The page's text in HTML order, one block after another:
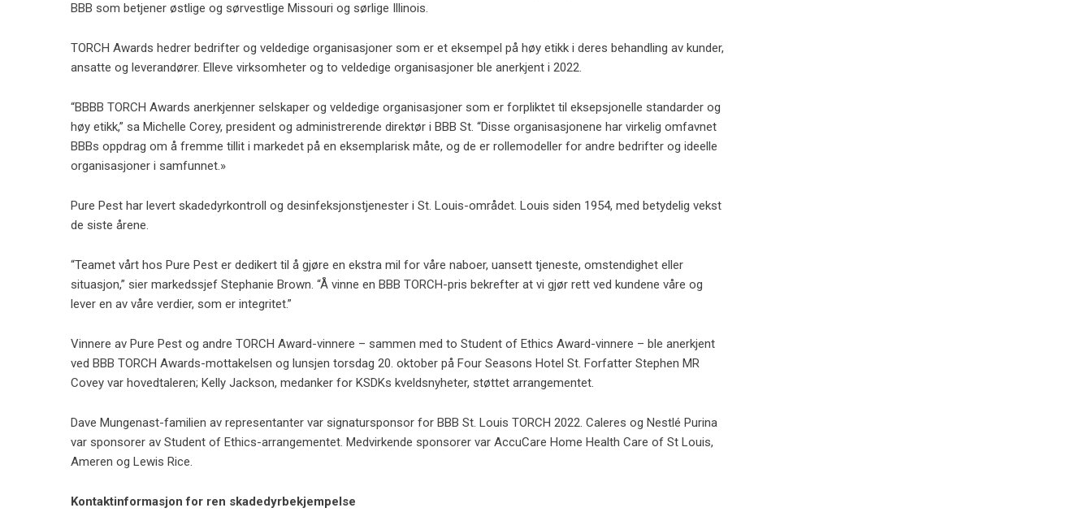
BBB som betjener østlige og sørvestlige Missouri og sørlige Illinois.
TORCH Awards hedrer bedrifter og veldedige organisasjoner som er et eksempel på høy etikk i deres behandling av kunder,
ansatte og leverandører. Elleve virksomheter og to veldedige organisasjoner ble anerkjent i 2022.
“BBBB TORCH Awards anerkjenner selskaper og veldedige organisasjoner som er forpliktet til eksepsjonelle standarder og
høy etikk,” sa Michelle Corey, president og administrerende direktør i BBB St. “Disse organisasjonene har virkelig omfavnet
BBBs oppdrag om å fremme tillit i markedet på en eksemplarisk måte, og de er rollemodeller for andre bedrifter og ideelle
organisasjoner i samfunnet.»
Pure Pest har levert skadedyrkontroll og desinfeksjonstjenester i St. Louis-området. Louis siden 1954, med betydelig vekst
de siste årene.
“Teamet vårt hos Pure Pest er dedikert til å gjøre en ekstra mil for våre naboer, uansett tjeneste, omstendighet eller
situasjon,” sier markedssjef Stephanie Brown. “Å vinne en BBB TORCH-pris bekrefter at vi gjør rett ved kundene våre og
lever en av våre verdier, som er integritet.”
Vinnere av Pure Pest og andre TORCH Award-vinnere – sammen med to Student of Ethics Award-vinnere – ble anerkjent
ved BBB TORCH Awards-mottakelsen og lunsjen torsdag 20. oktober på Four Seasons Hotel St. Forfatter Stephen MR
Covey var hovedtaleren; Kelly Jackson, medanker for KSDKs kveldsnyheter, støttet arrangementet.
Dave Mungenast-familien av representanter var signatursponsor for BBB St. Louis TORCH 2022. Caleres og Nestlé Purina
var sponsorer av Student of Ethics-arrangementet. Medvirkende sponsorer var AccuCare Home Health Care of St Louis,
Ameren og Lewis Rice.
Kontaktinformasjon for ren skadedyrbekjempelse